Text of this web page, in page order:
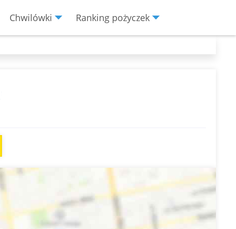
Chwilówki Ranking pożyczek